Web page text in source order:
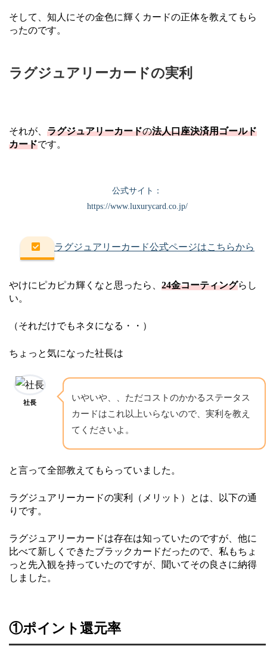
そして、知人にその金色に輝くカードの正体を教えてもら
ったのです。
ラグジュアリーカードの実利
それが、 ラグジュアリーカードの法人口座決済用ゴールド
カードです。
公式サイト：
https://www.luxurycard.co.jp/
ラグジュアリーカード公式ページはこちらから
やけにピカピカ輝くなと思ったら、 24金コーティングらし
い。
（それだけでもネタになる・・）
ちょっと気になった社長は
社長
いやいや、、ただコストのかかるステータス
カードはこれ以上いらないので、実利を教え
てくださいよ。
と言って全部教えてもらっていました。
ラグジュアリーカードの実利（メリット）とは、以下の通
りです。
ラグジュアリーカードは存在は知っていたのですが、他に
比べて新しくできたブラックカードだったので、私もちょ
っと先入観を持っていたのですが、聞いてその良さに納得
しました。
①ポイント還元率